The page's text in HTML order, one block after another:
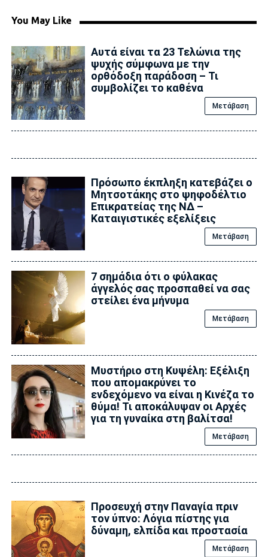
You May Like
Αυτά είναι τα 23 Τελώνια της
ψυχής σύμφωνα με την
ορθόδοξη παράδοση – Τι
συμβολίζει το καθένα
Μετάβαση
Πρόσωπο έκπληξη κατεβάζει ο
Μητσοτάκης στο ψηφοδέλτιο
Επικρατείας της ΝΔ –
Καταιγιστικές εξελίξεις
Μετάβαση
7 σημάδια ότι ο φύλακας
άγγελός σας προσπαθεί να σας
στείλει ένα μήνυμα
Μετάβαση
Μυστήριο στη Κυψέλη: Εξέλιξη
που απομακρύνει το
ενδεχόμενο να είναι η Κινέζα το
θύμα! Τι αποκάλυψαν οι Αρχές
για τη γυναίκα στη βαλίτσα!
Μετάβαση
Προσευχή στην Παναγία πριν
τον ύπνο: Λόγια πίστης για
δύναμη, ελπίδα και προστασία
Μετάβαση